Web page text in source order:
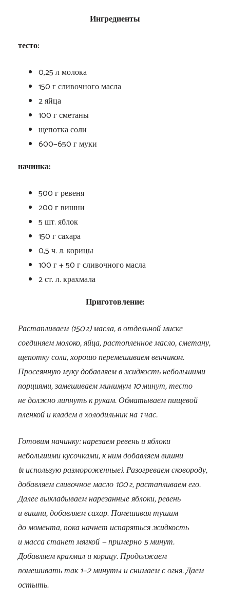
Ингредиенты
тесто:
0,25 л молока
150 г сливочного масла
2 яйца
100 г сметаны
щепотка соли
600−650 г муки
начинка:
500 г ревеня
200 г вишни
5 шт. яблок
150 г сахара
0,5 ч. л. корицы
100 г + 50 г сливочного масла
2 ст. л. крахмала
Приготовление:
Растапливаем (150 г) масла, в отдельной миске
соединяем молоко, яйца, растопленное масло, сметану,
щепотку соли, хорошо перемешиваем венчиком.
Просеянную муку добавляем в жидкость небольшими
порциями, замешиваем минимум 10 минут, тесто
не должно липнуть к рукам. Обматываем пищевой
пленкой и кладем в холодильник на 1 час.
Готовим начинку: нарезаем ревень и яблоки
небольшими кусочками, к ним добавляем вишни
(я использую размороженные). Разогреваем сковороду,
добавляем сливочное масло 100 г, растапливаем его.
Далее выкладываем нарезанные яблоки, ревень
и вишни, добавляем сахар. Помешивая тушим
до момента, пока начнет испаряться жидкость
и масса станет мягкой — примерно 5 минут.
Добавляем крахмал и корицу. Продолжаем
помешивать так 1−2 минуты и снимаем с огня. Даем
остыть.